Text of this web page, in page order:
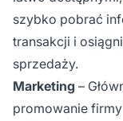
szybko pobrać
transakcji i
sprzedaży.
Marketing –
promowanie